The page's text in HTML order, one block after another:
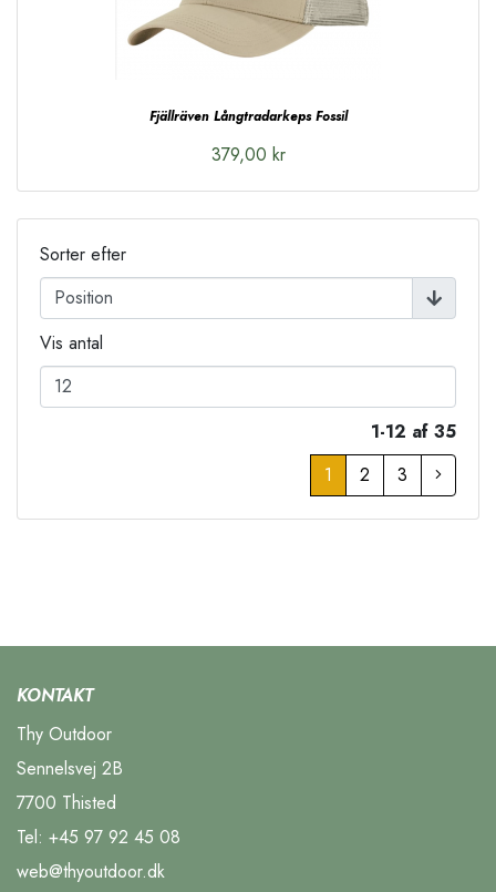
Fjällräven Långtradarkeps Fossil
379,00 kr
Sorter efter
Vis antal
1-12 af 35
1
2 3
KONTAKT
Thy Outdoor
Sennelsvej 2B
7700 Thisted
Tel: +45 97 92 45 08
web@thyoutdoor.dk